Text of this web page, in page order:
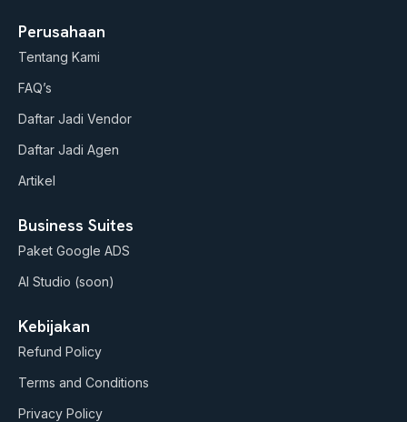
u
t
u
b
e
s
t
a
a
c
e
b
k
Perusahaan
Tentang Kami
FAQ’s
Daftar Jadi Vendor
Daftar Jadi Agen
Artikel
Business Suites
Paket Google ADS
AI Studio (soon)
Kebijakan
Refund Policy
Terms and Conditions
Privacy Policy